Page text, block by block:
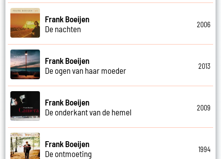
Frank Boeijen
De nachten
2006
Frank Boeijen
De ogen van haar moeder
2013
Frank Boeijen
De onderkant van de hemel
2009
Frank Boeijen
De ontmoeting
1994